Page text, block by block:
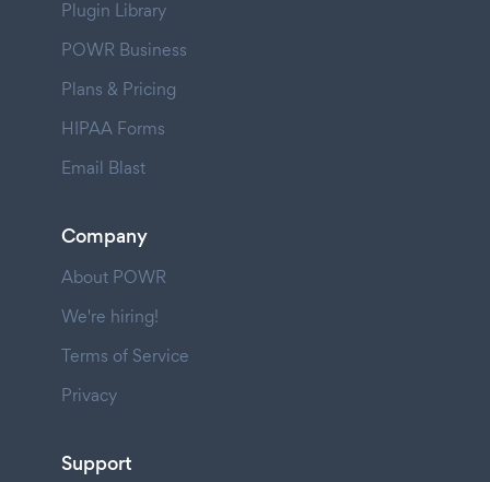
Plugin Library
POWR Business
Plans & Pricing
HIPAA Forms
Email Blast
Company
About POWR
We're hiring!
Terms of Service
Privacy
Support